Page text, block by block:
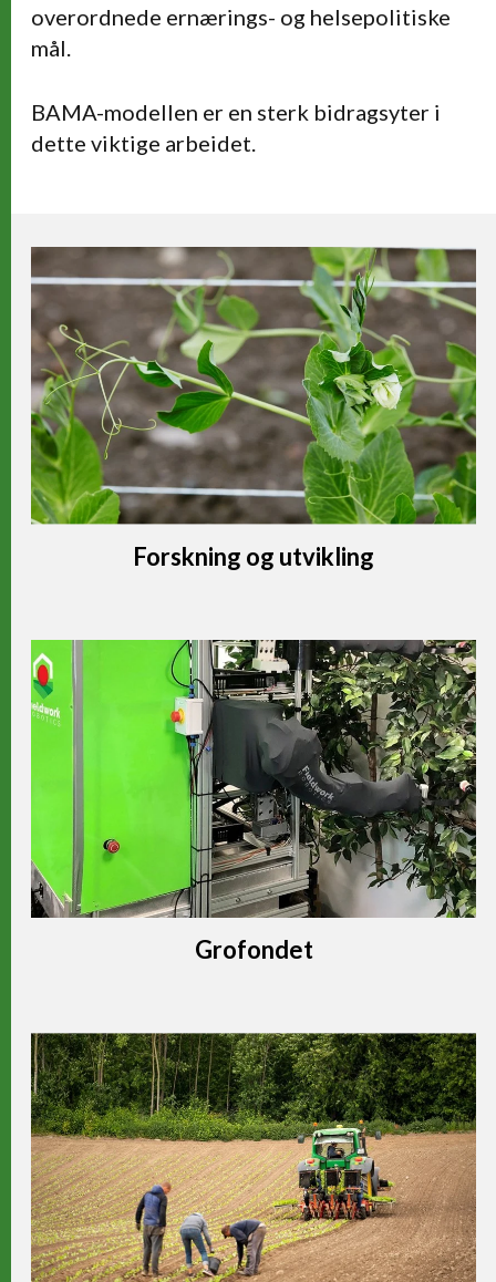
overordnede ernærings- og helsepolitiske
mål.
BAMA-modellen er en sterk bidragsyter i
dette viktige arbeidet.
Forskning og utvikling
Grofondet